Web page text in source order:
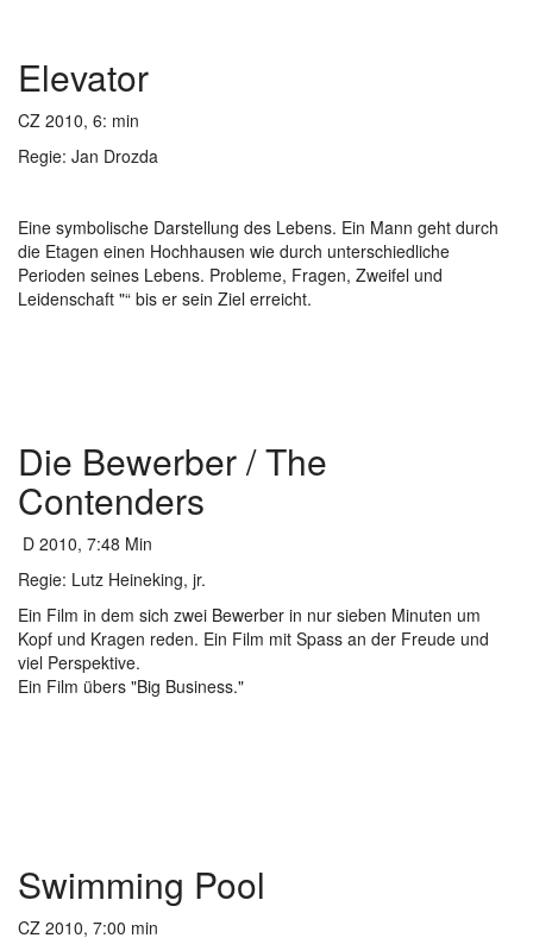
Elevator
CZ 2010, 6: min
Regie: Jan Drozda
Eine symbolische Darstellung des Lebens. Ein Mann geht durch
die Etagen einen Hochhausen wie durch unterschiedliche
Perioden seines Lebens. Probleme, Fragen, Zweifel und
Leidenschaft "“ bis er sein Ziel erreicht.
Die Bewerber / The
Contenders
D 2010, 7:48 Min
Regie: Lutz Heineking, jr.
Ein Film in dem sich zwei Bewerber in nur sieben Minuten um
Kopf und Kragen reden. Ein Film mit Spass an der Freude und
viel Perspektive.
Ein Film übers "Big Business."
Swimming Pool
CZ 2010, 7:00 min